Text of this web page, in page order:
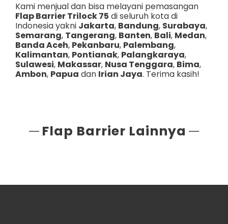
Kami menjual dan bisa melayani pemasangan
Flap Barrier Trilock 75 di seluruh kota di
Indonesia yakni Jakarta, Bandung, Surabaya,
Semarang, Tangerang, Banten, Bali, Medan,
Banda Aceh, Pekanbaru, Palembang,
Kalimantan, Pontianak, Palangkaraya,
Sulawesi, Makassar, Nusa Tenggara, Bima,
Ambon, Papua dan Irian Jaya. Terima kasih!
Flap Barrier Lainnya